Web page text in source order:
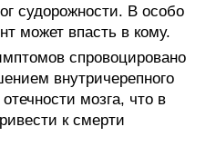
судорожности. В особо
может впасть в кому.
спровоцировано
внутричерепного
мозга, что в
к смерти